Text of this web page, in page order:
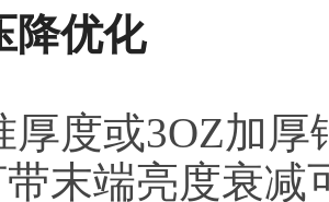
降优化
厚度或3OZ加
末端亮度衰减